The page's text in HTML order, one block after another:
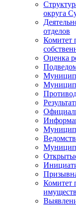
округа
отделов
Комитет
Оценка
Комитет